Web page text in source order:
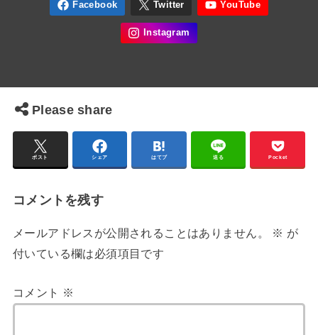
Please share
ポスト シェア はてブ 送る Pocket
コメントを残す
メールアドレスが公開されることはありません。 ※ が
付いている欄は必須項目です
コメント ※